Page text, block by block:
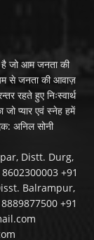
जो आम जनता की
से जनता की आवाज़
रहते हुए निःस्वार्थ
प्यार एवं स्नेह हमें
अनिल सोनी
Distt. Durg,
+91
Balrampur,
+91